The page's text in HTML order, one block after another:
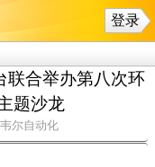
登录
联合举办第八次环
题沙龙
尔自动化